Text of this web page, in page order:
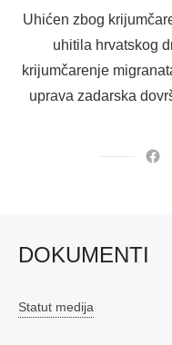
Uhićen zbog
uhitila hrvatskog
krijumčarenje
uprava zadarska
DOKUMENTI
Statut medija